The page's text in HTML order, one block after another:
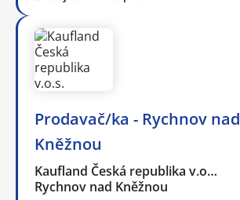
Prodavač/ka - Rychnov nad
Kněžnou
Kaufland Česká republika v.o…
Rychnov nad Kněžnou